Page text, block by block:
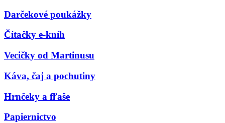
Darčekové poukážky
Čítačky e-kníh
Vecičky od Martinusu
Káva, čaj a pochutiny
Hrnčeky a fľaše
Papiernictvo